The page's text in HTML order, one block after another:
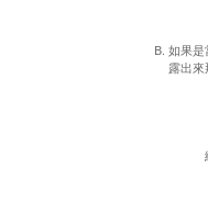
B. 如果
露出